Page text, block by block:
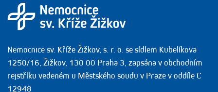
Nemocnice sv. Kříže Žižkov, s. r. o. se sídlem Kubelíkova
1250/16, Žižkov, 130 00 Praha 3, zapsána v obchodním
rejstříku vedeném u Městského soudu v Praze v oddíle C
12948